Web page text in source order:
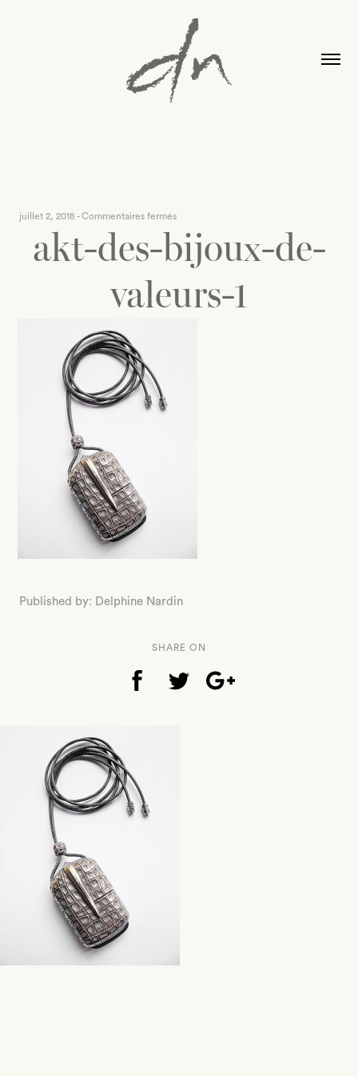
juillet 2, 2018 -Commentaires ferméssur
akt-
des-
bijoux-
de-
valeurs-
akt-des-bijoux-de-
valeurs-1
Published by: Delphine Nardin
SHARE ON